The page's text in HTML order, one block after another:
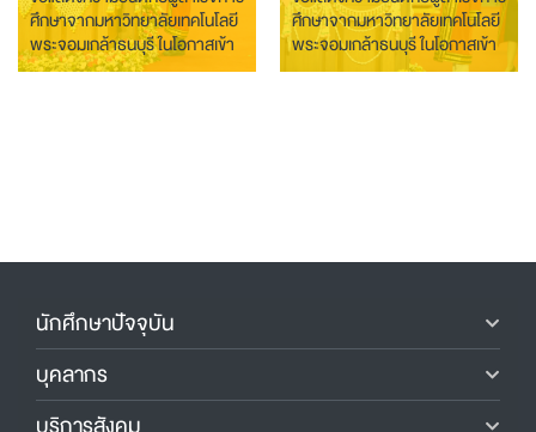
ศึกษาจากมหาวิทยาลัยเทคโนโลยี
พระจอมเกล้าธนบุรี ในโอกาสเข้า
รับพระราชทานปริญญาบัตร
ศึกษาจากมหาวิทยาลัยเทคโนโลยี
พระจอมเกล้าธนบุรี ในโอกาสเข้า
รับพระราชทานปริญญาบัตร
นักศึกษาปัจจุบัน
บุคลากร